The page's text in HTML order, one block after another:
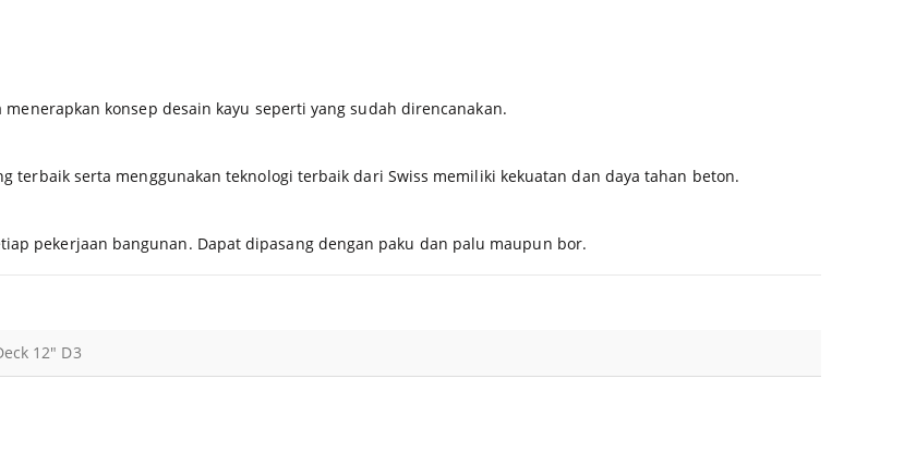
konsep desain kayu seperti yang sudah direncanakan.
serta menggunakan teknologi terbaik dari Swiss memiliki kekuatan dan daya tahan beton.
pekerjaan bangunan. Dapat dipasang dengan paku dan palu maupun bor.
12" D3